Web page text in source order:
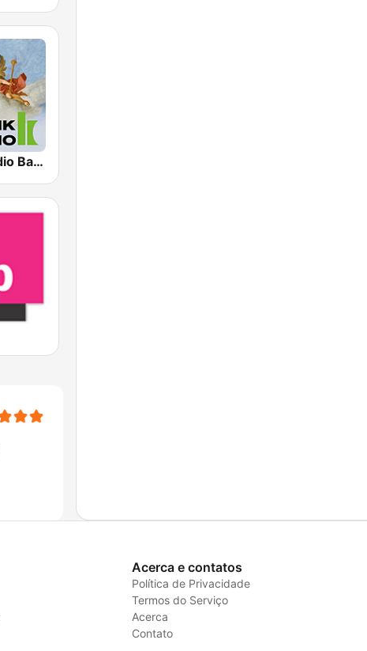
Klassik Radio Barock
Acerca e contatos
Política de Privacidade
Termos do Serviço
Acerca
Contato